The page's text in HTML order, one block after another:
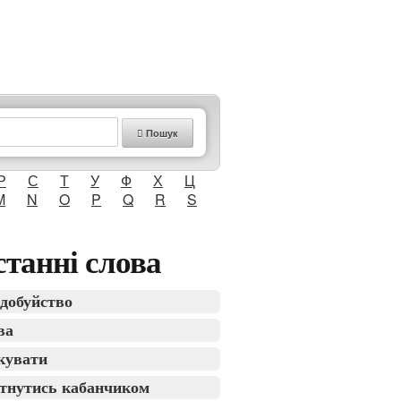
Пошук
С Т У Ф Х
Ц
N O P Q R
S
слова
кабанчиком